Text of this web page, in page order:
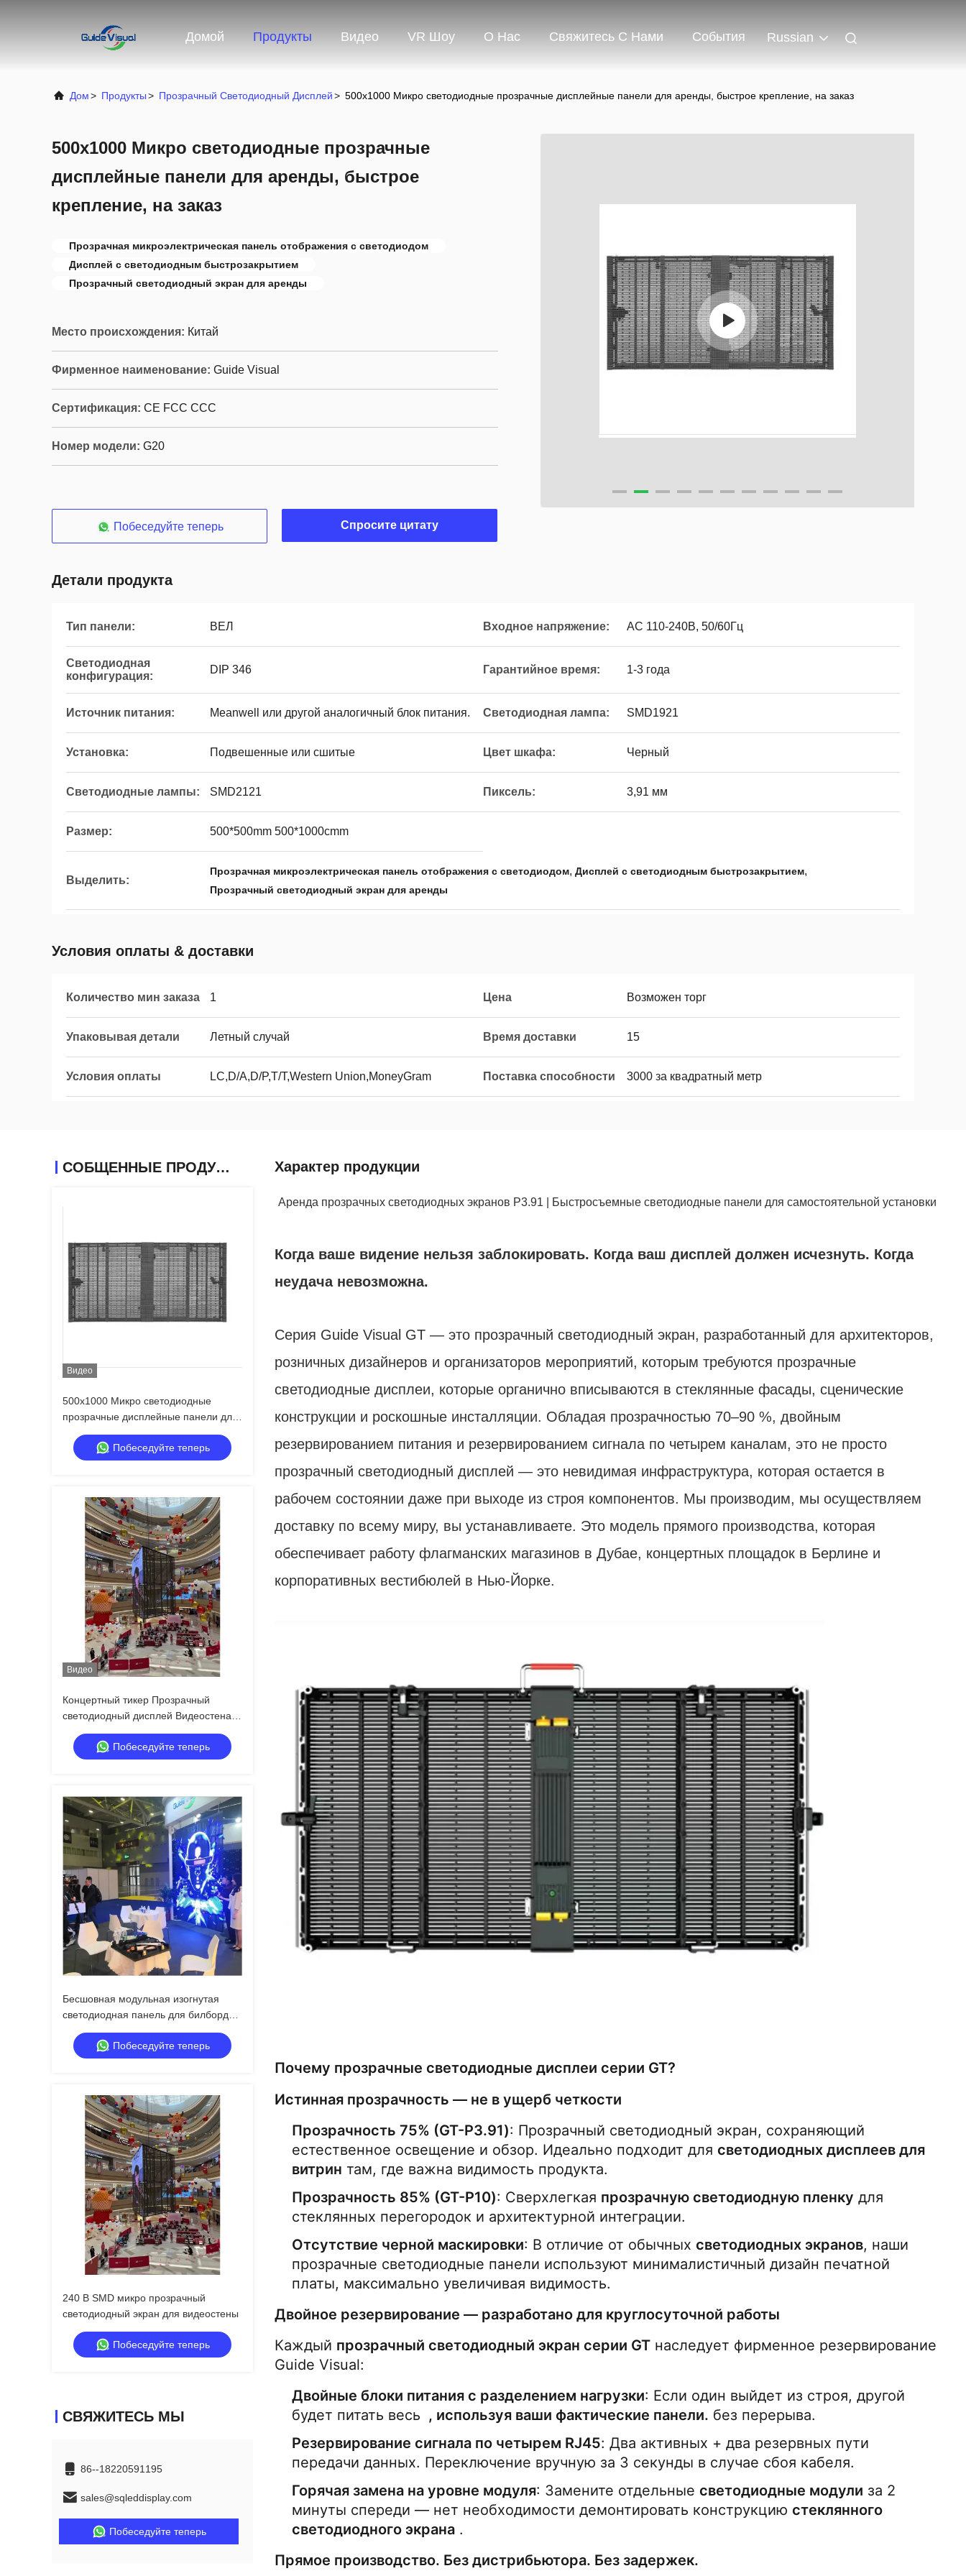
Домой Продукты Видео VR Шоу О Нас Свяжитесь С Нами События Russian
Дом> Продукты> Прозрачный Светодиодный Дисплей> 500x1000 Микро светодиодные прозрачные дисплейные панели для аренды, быстрое крепление, на заказ
500x1000 Микро светодиодные прозрачные
дисплейные панели для аренды, быстрое
крепление, на заказ
Прозрачная микроэлектрическая панель отображения с светодиодом
Дисплей с светодиодным быстрозакрытием
Прозрачный светодиодный экран для аренды
Место происхождения: Китай
Фирменное наименование: Guide Visual
Сертификация: CE FCC CCC
Номер модели: G20
Побеседуйте теперь Спросите цитату
Детали продукта
Тип панели: ВЕЛ Входное напряжение: AC 110-240В, 50/60Гц
Светодиодная
конфигурация:
DIP 346 Гарантийное время: 1-3 года
Источник питания: Meanwell или другой аналогичный блок питания. Светодиодная лампа: SMD1921
Установка: Подвешенные или сшитые Цвет шкафа: Черный
Светодиодные лампы: SMD2121 Пиксель: 3,91 мм
Размер: 500*500mm 500*1000cmm
Выделить:
Прозрачная микроэлектрическая панель отображения с светодиодом, Дисплей с светодиодным быстрозакрытием,
Прозрачный светодиодный экран для аренды
Условия оплаты & доставки
Количество мин заказа 1 Цена Возможен торг
Упаковывая детали Летный случай Время доставки 15
Условия оплаты LC,D/A,D/P,T/T,Western Union,MoneyGram Поставка способности 3000 за квадратный метр
СОБЩЕННЫЕ ПРОДУКТЫ
Видео
500x1000 Микро светодиодные
прозрачные дисплейные панели для
аренды, быстрое крепление, на заказ
Побеседуйте теперь
Видео
Концертный тикер Прозрачный
светодиодный дисплей Видеостена
Рекламные щиты Аренда
Побеседуйте теперь
Бесшовная модульная изогнутая
светодиодная панель для билборда,
система NovaStar, 6000 нит
Побеседуйте теперь
240 В SMD микро прозрачный
светодиодный экран для видеостены
Побеседуйте теперь
СВЯЖИТЕСЬ МЫ
86--18220591195
sales@sqleddisplay.com
Побеседуйте теперь
Характер продукции
Аренда прозрачных светодиодных экранов P3.91 | Быстросъемные светодиодные панели для самостоятельной установки
Когда ваше видение нельзя заблокировать. Когда ваш дисплей должен исчезнуть. Когда
неудача невозможна.
Серия Guide Visual GT — это прозрачный светодиодный экран, разработанный для архитекторов,
розничных дизайнеров и организаторов мероприятий, которым требуются прозрачные
светодиодные дисплеи, которые органично вписываются в стеклянные фасады, сценические
конструкции и роскошные инсталляции. Обладая прозрачностью 70–90 %, двойным
резервированием питания и резервированием сигнала по четырем каналам, это не просто
прозрачный светодиодный дисплей — это невидимая инфраструктура, которая остается в
рабочем состоянии даже при выходе из строя компонентов. Мы производим, мы осуществляем
доставку по всему миру, вы устанавливаете. Это модель прямого производства, которая
обеспечивает работу флагманских магазинов в Дубае, концертных площадок в Берлине и
корпоративных вестибюлей в Нью-Йорке.
Почему прозрачные светодиодные дисплеи серии GT?
Истинная прозрачность — не в ущерб четкости
Прозрачность 75% (GT-P3.91): Прозрачный светодиодный экран, сохраняющий
естественное освещение и обзор. Идеально подходит для светодиодных дисплеев для
витрин там, где важна видимость продукта.
Прозрачность 85% (GT-P10): Сверхлегкая прозрачную светодиодную пленку для
стеклянных перегородок и архитектурной интеграции.
Отсутствие черной маскировки: В отличие от обычных светодиодных экранов, наши
прозрачные светодиодные панели используют минималистичный дизайн печатной
платы, максимально увеличивая видимость.
Двойное резервирование — разработано для круглосуточной работы
Каждый прозрачный светодиодный экран серии GT наследует фирменное резервирование
Guide Visual:
Двойные блоки питания с разделением нагрузки: Если один выйдет из строя, другой
будет питать весь , используя ваши фактические панели. без перерыва.
Резервирование сигнала по четырем RJ45: Два активных + два резервных пути
передачи данных. Переключение вручную за 3 секунды в случае сбоя кабеля.
Горячая замена на уровне модуля: Замените отдельные светодиодные модули за 2
минуты спереди — нет необходимости демонтировать конструкцию стеклянного
светодиодного экрана .
Прямое производство. Без дистрибьютора. Без задержек.